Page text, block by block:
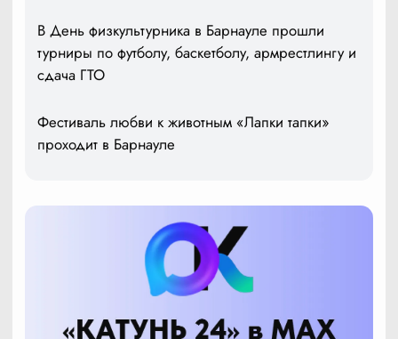
В День физкультурника в Барнауле прошли
турниры по футболу, баскетболу, армрестлингу и
сдача ГТО
Фестиваль любви к животным «Лапки тапки»
проходит в Барнауле